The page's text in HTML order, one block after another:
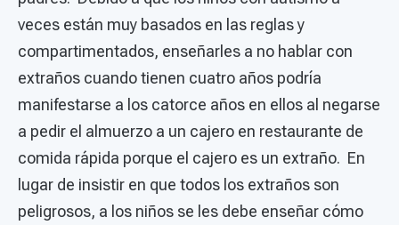
veces están muy basados en las reglas y
compartimentados, enseñarles a no hablar con
extraños cuando tienen cuatro años podría
manifestarse a los catorce años en ellos al negarse
a pedir el almuerzo a un cajero en restaurante de
comida rápida porque el cajero es un extraño. En
lugar de insistir en que todos los extraños son
peligrosos, a los niños se les debe enseñar cómo